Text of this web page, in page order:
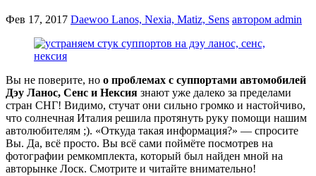
Фев 17, 2017 Daewoo Lanos, Nexia, Matiz, Sens автором admin
Вы не поверите, но о проблемах с суппортами автомобилей
Дэу Ланос, Сенс и Нексия знают уже далеко за пределами
стран СНГ! Видимо, стучат они сильно громко и настойчиво,
что солнечная Италия решила протянуть руку помощи нашим
автолюбителям ;). «Откуда такая информация?» — спросите
Вы. Да, всё просто. Вы всё сами поймёте посмотрев на
фотографии ремкомплекта, который был найден мной на
авторынке Лоск. Смотрите и читайте внимательно!